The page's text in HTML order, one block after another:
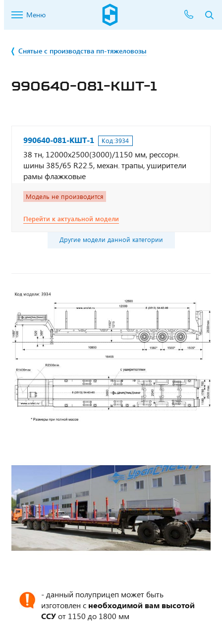
Меню
Снятые с производства пп-тяжеловозы
990640-081-КШТ-1
990640-081-КШТ-1 Код:3934
38 тн, 12000х2500(3000)/1150 мм, рессорн.
шины 385/65 R22.5, механ. трапы, уширители
рамы флажковые
Модель не производится
Перейти к актуальной модели
Другие модели данной категории
- данный полуприцеп может быть
изготовлен с необходимой вам высотой
ССУот 1150 до 1800 мм